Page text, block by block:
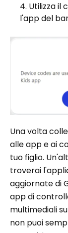
Utilizza il
l'app del
Una volta
alle app e ai
tuo figlio.
troverai
aggiornate di
app di
multimediali
non puoi